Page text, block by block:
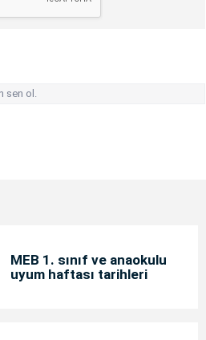
sen ol.
MEB 1. sınıf ve anaokulu
uyum haftası tarihleri